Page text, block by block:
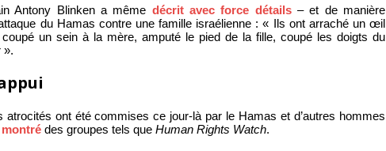
Antony Blinken a même décrit avec force détails– et de manière
du Hamas contre une famille israélienne : « Ils ont arraché un œil
un sein à la mère, amputé le pied de la fille, coupé les doigts du
».
atrocités ont été commises ce jour-là par le Hamas et d’autres hommes
montré des groupes tels que Human Rights Watch.